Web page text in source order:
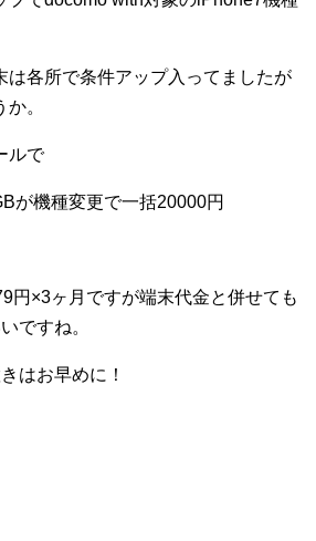
は各所で条件アップ入ってましたが
。
ルで
が機種変更で一括20000円
円×3ヶ月ですが端末代金と併せても
ですね。
はお早めに！